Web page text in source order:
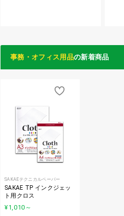
事務・オフィス用品の新着商品
SAKAEテクニカルペーパー
SAKAE TP インクジェッ
ト用クロス
¥1,010 ～